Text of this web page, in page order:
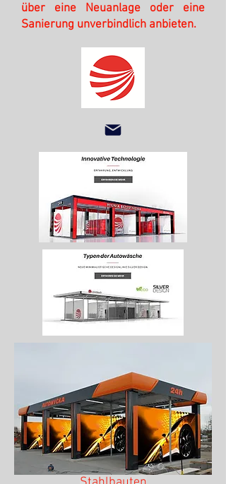
über eine Neuanlage oder eine
Sanierung unverbindlich anbieten.